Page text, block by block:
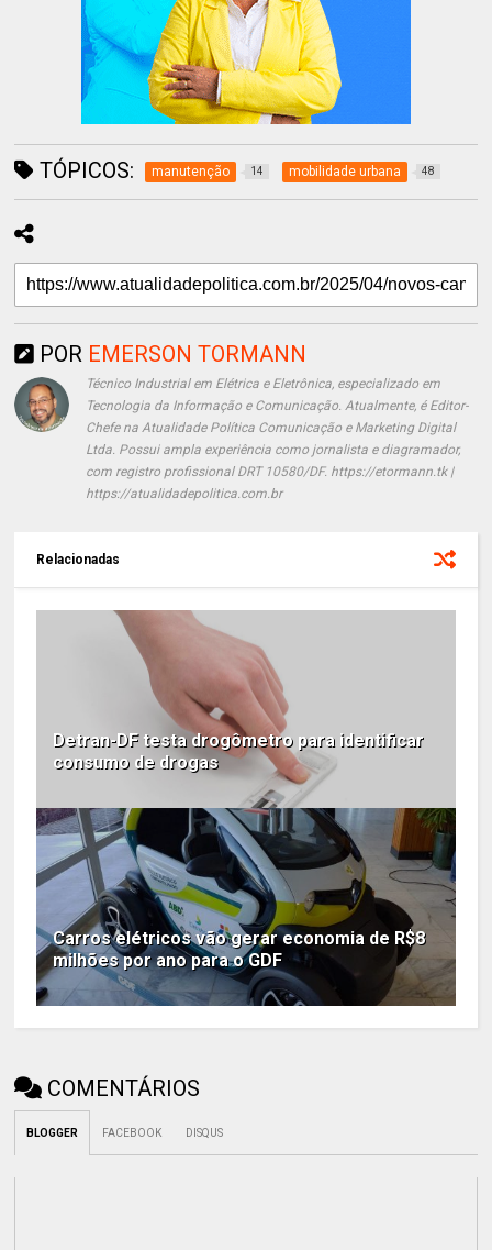
TÓPICOS: manutenção 14 mobilidade urbana 48
POR EMERSON TORMANN
Técnico Industrial em Elétrica e Eletrônica, especializado em
Tecnologia da Informação e Comunicação. Atualmente, é Editor-
Chefe na Atualidade Política Comunicação e Marketing Digital
Ltda. Possui ampla experiência como jornalista e diagramador,
com registro profissional DRT 10580/DF. https://etormann.tk |
https://atualidadepolitica.com.br
Relacionadas
Detran-DF testa drogômetro para identificar
consumo de drogas
Carros elétricos vão gerar economia de R$8
milhões por ano para o GDF
COMENTÁRIOS
BLOGGER FACEBOOK DISQUS